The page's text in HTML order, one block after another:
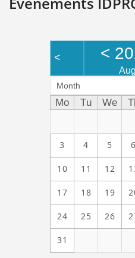
< <
Month
Mo Tu We
3 4 5 6
10 11 12
17 18 19
24 25 26
31